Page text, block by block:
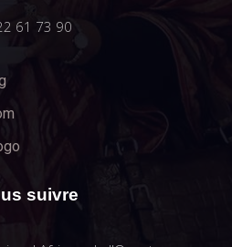
61 73 90
suivre